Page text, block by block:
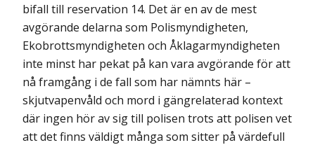
bifall till reservation 14. Det är en av de mest
avgörande delarna som Polismyndigheten,
Ekobrottsmyndigheten och Åklagarmyndigheten
inte minst har pekat på kan vara avgörande för att
nå framgång i de fall som har nämnts här –
skjutvapenvåld och mord i gängrelaterad kontext
där ingen hör av sig till polisen trots att polisen vet
att det finns väldigt många som sitter på värdefull